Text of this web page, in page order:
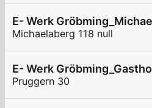
E- Werk
Michaelaberg 118 null
E- Werk
Pruggern 30